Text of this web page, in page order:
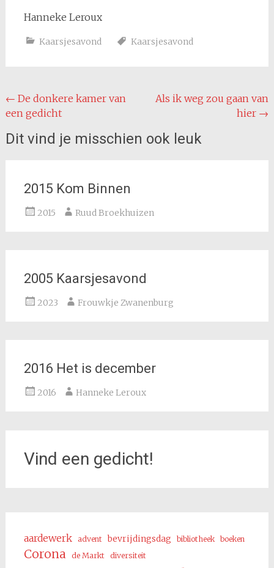
Hanneke Leroux
Kaarsjesavond Kaarsjesavond
Bericht
navigatie
← De donkere kamer van
een gedicht
Als ik weg zou gaan van
hier →
Dit vind je misschien ook leuk
2015 Kom Binnen
2015 Ruud Broekhuizen
2005 Kaarsjesavond
2023 Frouwkje Zwanenburg
2016 Het is december
2016 Hanneke Leroux
Vind een gedicht!
aardewerk advent bevrijdingsdag bibliotheek boeken
Corona de Markt diversiteit